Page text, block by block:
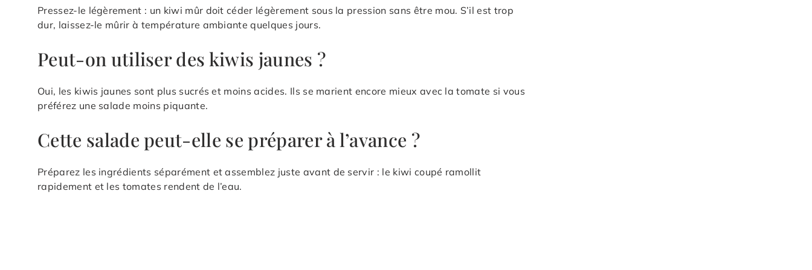
Pressez-le légèrement : un kiwi mûr doit céder légèrement sous la pression sans être mou. S’il est trop
dur, laissez-le mûrir à température ambiante quelques jours.
Peut-on utiliser des kiwis jaunes ?
Oui, les kiwis jaunes sont plus sucrés et moins acides. Ils se marient encore mieux avec la tomate si vous
préférez une salade moins piquante.
Cette salade peut-elle se préparer à l’avance ?
Préparez les ingrédients séparément et assemblez juste avant de servir : le kiwi coupé ramollit
rapidement et les tomates rendent de l’eau.